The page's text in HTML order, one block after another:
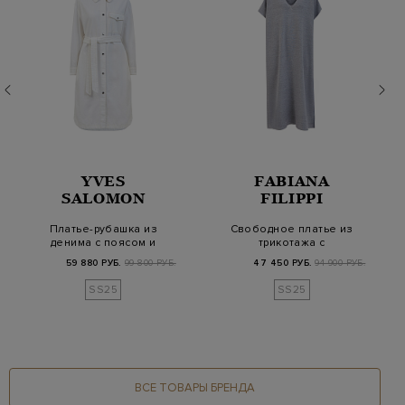
YVES
SALOMON
Платье-рубашка из
денима с поясом и
контрастной простр…
59 880 РУБ. 99 800 РУБ.
SS25
FABIANA
FILIPPI
Свободное платье из
трикотажа с
мерцающей нитью
ламе
47 450 РУБ. 94 900 РУБ.
SS25
ВСЕ ТОВАРЫ БРЕНДА